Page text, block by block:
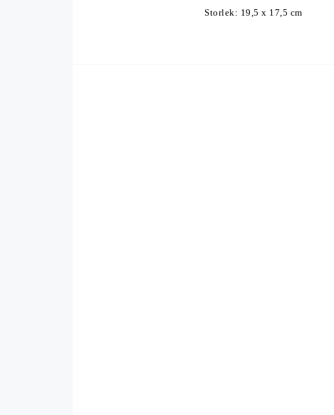
Storlek: 19,5 x 17,5 cm